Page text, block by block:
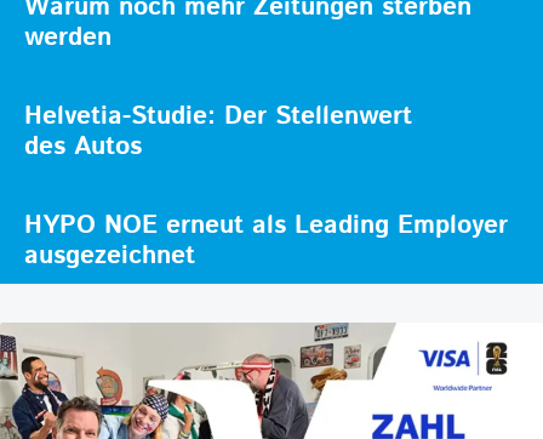
werden
Helvetia-Studie: Der Stellenwert
des Autos
HYPO NOE erneut als Leading Employer
ausgezeichnet